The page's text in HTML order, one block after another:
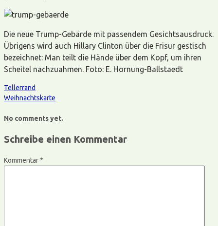
Die neue Trump-Gebärde mit passendem Gesichtsausdruck.
Übrigens wird auch Hillary Clinton über die Frisur gestisch
bezeichnet: Man teilt die Hände über dem Kopf, um ihren
Scheitel nachzuahmen. Foto: E. Hornung-Ballstaedt
Tellerrand
Weihnachtskarte
No comments yet.
Schreibe einen Kommentar
Kommentar*